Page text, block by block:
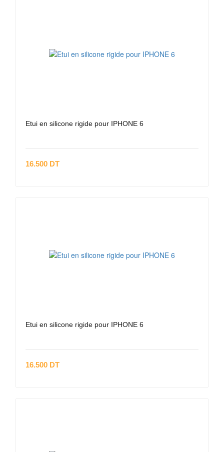
Etui en silicone rigide pour IPHONE 6
16.500 DT
Etui en silicone rigide pour IPHONE 6
16.500 DT